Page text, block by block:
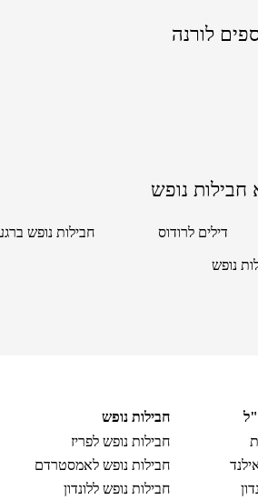
לורנה
חבילות נופש
דילים לרודוס חבילות נופש
נופש
חבילות נופש
חבילות נופש לפריז
חבילות נופש לאמסטרדם
חבילות נופש ללונדון